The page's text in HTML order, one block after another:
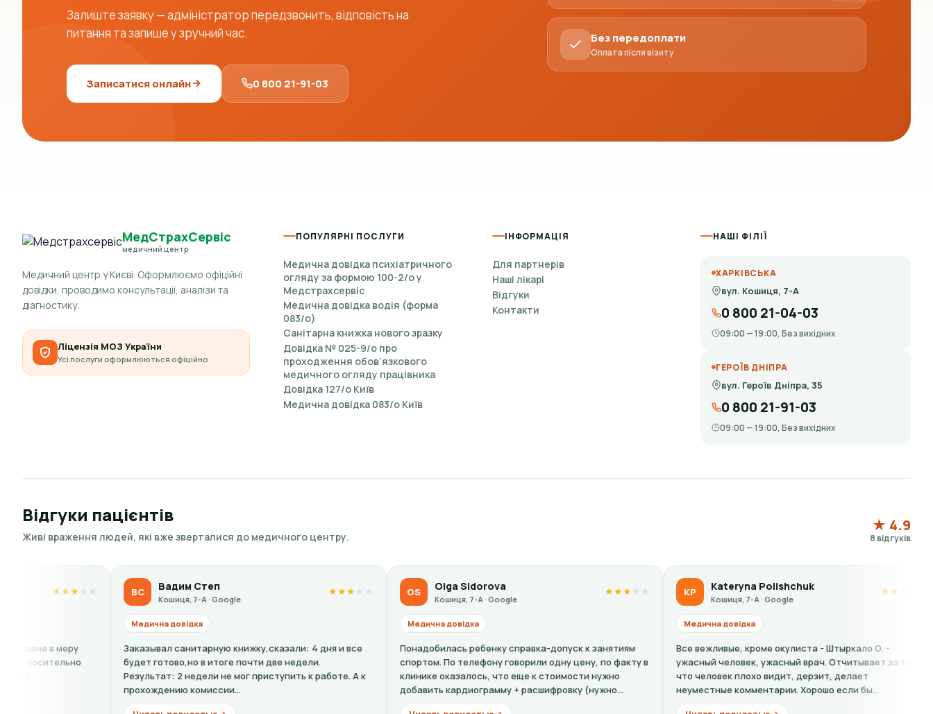
Залиште заявку — адміністратор передзвонить, відповість на
питання та запише у зручний час.
Записатися онлайн 0 800 21-91-03
Без передоплати
Оплата після візиту
МедСтрахСервіс
медичний центр
Медичний центр у Києві. Оформлюємо офіційні
довідки, проводимо консультації, аналізи та
діагностику.
Ліцензія МОЗ України
Усі послуги оформлюються офіційно
ПОПУЛЯРНІ ПОСЛУГИ
Медична довідка психіатричного
огляду за формою 100-2/о у
Медстрахсервіс
Медична довідка водія (форма
083/о)
Санітарна книжка нового зразку
Довідка № 025-9/о про
проходження обов’язкового
медичного огляду працівника
Довідка 127/о Київ
Медична довідка 083/о Київ
ІНФОРМАЦІЯ
Для партнерів
Наші лікарі
Відгуки
Контакти
НАШІ ФІЛІЇ
ХАРКІВСЬКА
вул. Кошиця, 7-А
0 800 21-04-03
09:00 — 19:00, Без вихідних
ГЕРОЇВ ДНІПРА
вул. Героїв Дніпра, 35
0 800 21-91-03
09:00 — 19:00, Без вихідних
Відгуки пацієнтів
Живі враження людей, які вже зверталися до медичного центру.
★ 4.9
8 відгуків
Вадим Степ
Кошиця, 7-А · Google
Заказывал санитарную книжку,сказали: 4 дня и все
будет готово,но в итоге почти две недели.
Результат: 2 недели не мог приступить к работе. А к
прохождению комиссии...
Olga Sidorova
Кошиця, 7-А · Google
★
Понадобилась ребенку справка-допуск к занятиям
спортом. По телефону говорили одну цену, по факту в
клинике оказалось, что еще к стоимости нужно
добавить кардиограмму + расшифровку (нужно...
Kateryna Polishchuk
Кошиця, 7-А · Google
★★★★★
Все вежливые, кроме окулиста - Штыркало О. -
ужасный человек, ужасный врач. Отчитывает за то
что человек плохо видит, дерзит, делает
неуместные комментарии. Хорошо если бы...
Liubov
Кошмарный
на справку одна
хамовитая
ещё...